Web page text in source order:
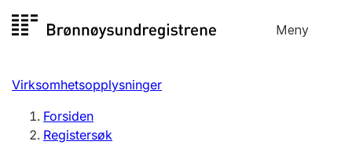
til
Meny
Registersøk
Aksjeselskap
Virksomhetsopplysninger
Forsiden
Registersøk